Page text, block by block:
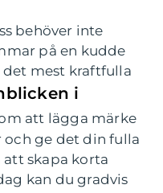
behöver inte
på en kudde
det mest kraftfulla
i
att lägga märke
ge det din fulla
skapa korta
kan du gradvis